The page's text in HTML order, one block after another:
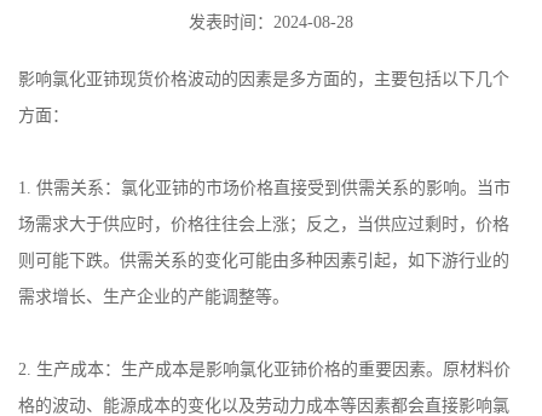
发表时间：2024-08-28
影响氯化亚铈现货价格波动的因素是多方面的，主要包括以下几个
方面：
1. 供需关系：氯化亚铈的市场价格直接受到供需关系的影响。当市
场需求大于供应时，价格往往会上涨；反之，当供应过剩时，价格
则可能下跌。供需关系的变化可能由多种因素引起，如下游行业的
需求增长、生产企业的产能调整等。
2. 生产成本：生产成本是影响氯化亚铈价格的重要因素。原材料价
格的波动、能源成本的变化以及劳动力成本等因素都会直接影响氯